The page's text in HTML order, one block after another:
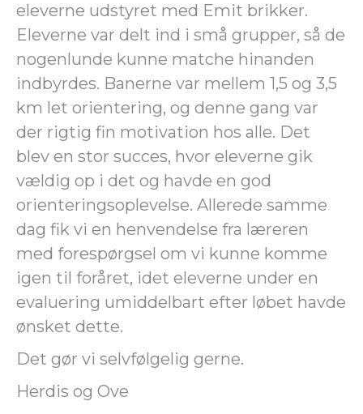
eleverne udstyret med Emit brikker.
Eleverne var delt ind i små grupper, så de
nogenlunde kunne matche hinanden
indbyrdes. Banerne var mellem 1,5 og 3,5
km let orientering, og denne gang var
der rigtig fin motivation hos alle. Det
blev en stor succes, hvor eleverne gik
vældig op i det og havde en god
orienteringsoplevelse. Allerede samme
dag fik vi en henvendelse fra læreren
med forespørgsel om vi kunne komme
igen til foråret, idet eleverne under en
evaluering umiddelbart efter løbet havde
ønsket dette.
Det gør vi selvfølgelig gerne.
Herdis og Ove